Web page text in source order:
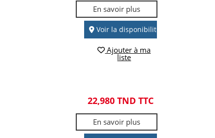
En savoir plus
Voir la disponibilité
Ajouter à ma
liste
22,980 TND TTC
En savoir plus